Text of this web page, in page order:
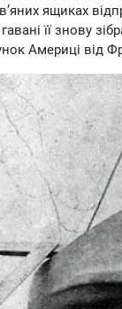
ящиках
її знову
Америці від